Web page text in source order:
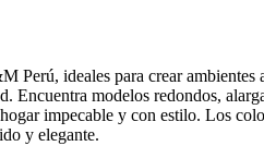
ideales para crear
modelos redondos,
impecable y con estilo. Los
y elegante.